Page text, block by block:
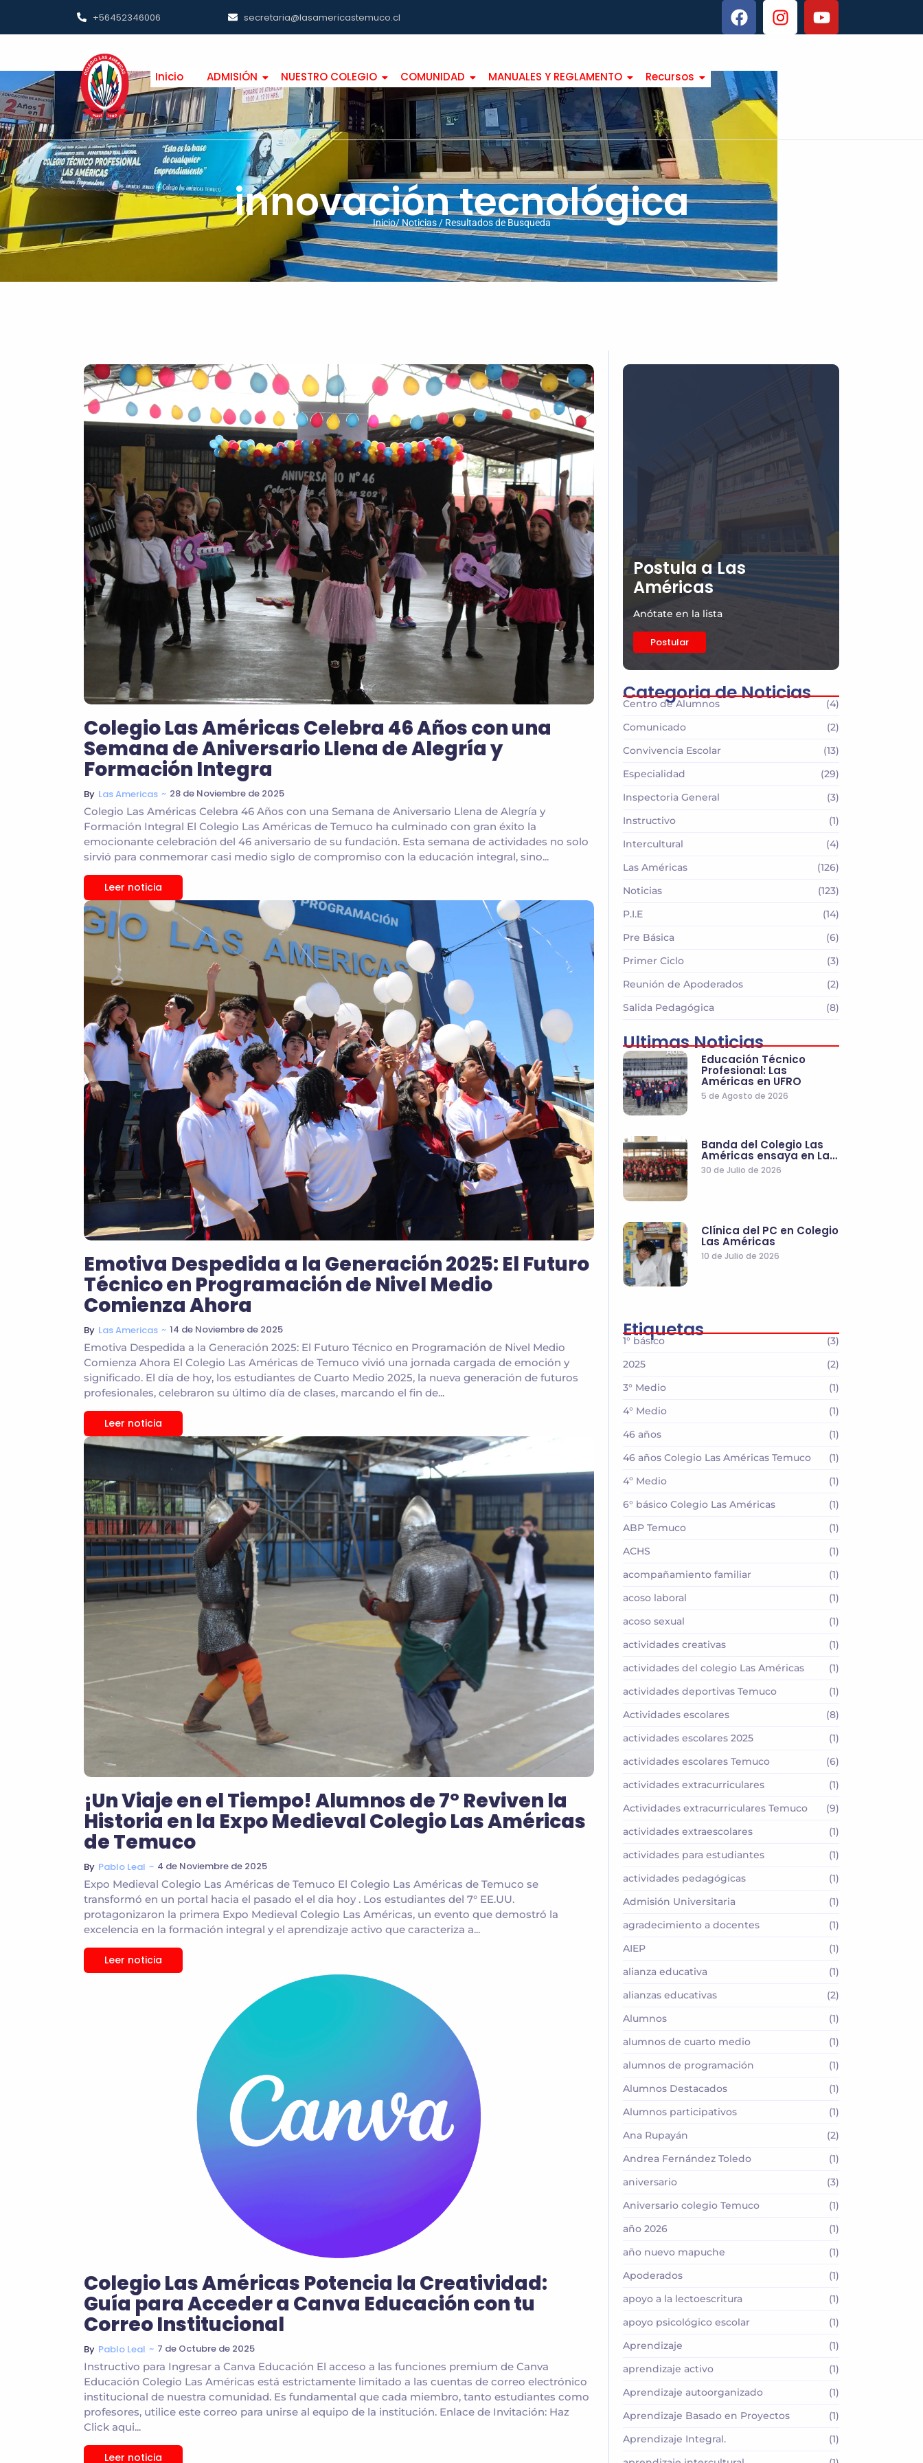
+56452346006 secretaria@lasamericastemuco.cl
Inicio ADMISIÓN NUESTRO COLEGIO COMUNIDAD MANUALES Y REGLAMENTO Recursos
innovación tecnológica
Inicio/ Noticias / Resultados de Busqueda
Colegio Las Américas Celebra 46 Años con una
Semana de Aniversario Llena de Alegría y
Formación Integra
By Las Americas ~ 28 de Noviembre de 2025
Colegio Las Américas Celebra 46 Años con una Semana de Aniversario Llena de Alegría y
Formación Integral El Colegio Las Américas de Temuco ha culminado con gran éxito la
emocionante celebración del 46 aniversario de su fundación. Esta semana de actividades no solo
sirvió para conmemorar casi medio siglo de compromiso con la educación integral, sino...
Leer noticia
Emotiva Despedida a la Generación 2025: El Futuro
Técnico en Programación de Nivel Medio
Comienza Ahora
By Las Americas ~ 14 de Noviembre de 2025
Emotiva Despedida a la Generación 2025: El Futuro Técnico en Programación de Nivel Medio
Comienza Ahora El Colegio Las Américas de Temuco vivió una jornada cargada de emoción y
significado. El día de hoy, los estudiantes de Cuarto Medio 2025, la nueva generación de futuros
profesionales, celebraron su último día de clases, marcando el fin de...
Leer noticia
¡Un Viaje en el Tiempo! Alumnos de 7° Reviven la
Historia en la Expo Medieval Colegio Las Américas
de Temuco
By Pablo Leal ~ 4 de Noviembre de 2025
Expo Medieval Colegio Las Américas de Temuco El Colegio Las Américas de Temuco se
transformó en un portal hacia el pasado el el dia hoy . Los estudiantes del 7° EE.UU.
protagonizaron la primera Expo Medieval Colegio Las Américas, un evento que demostró la
excelencia en la formación integral y el aprendizaje activo que caracteriza a...
Leer noticia
Colegio Las Américas Potencia la Creatividad:
Guía para Acceder a Canva Educación con tu
Correo Institucional
By Pablo Leal ~ 7 de Octubre de 2025
Instructivo para Ingresar a Canva Educación El acceso a las funciones premium de Canva
Educación Colegio Las Américas está estrictamente limitado a las cuentas de correo electrónico
institucional de nuestra comunidad. Es fundamental que cada miembro, tanto estudiantes como
profesores, utilice este correo para unirse al equipo de la institución. Enlace de Invitación: Haz
Click aqui...
Leer noticia
Postula a Las
Américas
Anótate en la lista
Postular
Categoria de Noticias
Centro de Alumnos
(4)
Comunicado
(2)
Convivencia Escolar
(13)
Especialidad
(29)
Inspectoria General
(3)
Instructivo
(1)
Intercultural
(4)
Las Américas
(126)
Noticias
(123)
P.I.E
(14)
Pre Básica
(6)
Primer Ciclo
(3)
Reunión de Apoderados
(2)
Salida Pedagógica
(8)
Ultimas Noticias
Educación Técnico
Profesional: Las
Américas en UFRO
5 de Agosto de 2026
Banda del Colegio Las
Américas ensaya en La…
30 de Julio de 2026
Clínica del PC en Colegio
Las Américas
10 de Julio de 2026
Etiquetas
1° básico
(3)
2025
(2)
3° Medio
(1)
4° Medio
(1)
46 años
(1)
46 años Colegio Las Américas Temuco
(1)
4º Medio
(1)
6° básico Colegio Las Américas
(1)
ABP Temuco
(1)
ACHS
(1)
acompañamiento familiar
(1)
acoso laboral
(1)
acoso sexual
(1)
actividades creativas
(1)
actividades del colegio Las Américas
(1)
actividades deportivas Temuco
(1)
Actividades escolares
(8)
actividades escolares 2025
(1)
actividades escolares Temuco
(6)
actividades extracurriculares
(1)
Actividades extracurriculares Temuco
(9)
actividades extraescolares
(1)
actividades para estudiantes
(1)
actividades pedagógicas
(1)
Admisión Universitaria
(1)
agradecimiento a docentes
(1)
AIEP
(1)
alianza educativa
(1)
alianzas educativas
(2)
Alumnos
(1)
alumnos de cuarto medio
(1)
alumnos de programación
(1)
Alumnos Destacados
(1)
Alumnos participativos
(1)
Ana Rupayán
(2)
Andrea Fernández Toledo
(1)
aniversario
(3)
Aniversario colegio Temuco
(1)
año 2026
(1)
año nuevo mapuche
(1)
Apoderados
(1)
apoyo a la lectoescritura
(1)
apoyo psicológico escolar
(1)
Aprendizaje
(1)
aprendizaje activo
(1)
Aprendizaje autoorganizado
(1)
Aprendizaje Basado en Proyectos
(1)
Aprendizaje Integral.
(1)